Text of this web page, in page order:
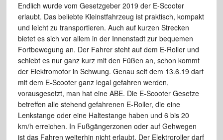
Endlich wurde vom Gesetzgeber 2019 der E-Scooter
erlaubt. Das beliebte Kleinstfahrzeug ist praktisch, kompakt
und leicht zu transportieren. Auch auf kurzen Strecken
bietet es sich vor allem in der Innenstadt zur bequemen
Fortbewegung an. Der Fahrer steht auf dem E-Roller und
schiebt es nur ganz kurz mit den Füßen an, schon kommt
der Elektromotor in Schwung. Genau seit dem 13.6.19 darf
mit dem E-Scooter ganz legal gefahren werden,
vorausgesetzt, man hat eine ABE. Die E-Scooter Gesetze
betreffen alle stehend gefahrenen E-Roller, die eine
Lenkstange oder eine Haltestange haben und 6 bis 20
km/h erreichen. In Fußgängerzonen oder auf Gehwegen
ist das Fahren weiterhin nicht erlaubt. Der Elektroroller darf